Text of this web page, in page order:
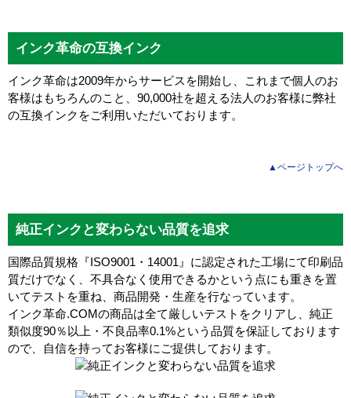
インク革命の互換インク
インク革命は2009年からサービスを開始し、これまで個人のお
客様はもちろんのこと、90,000社を超える法人のお客様に弊社
の互換インクをご利用いただいております。
▲ページトップへ
純正インクと変わらない品質を追求
国際品質規格『ISO9001・14001』に認定された工場にて印刷品
質だけでなく、不具合なく使用できるかという点にも重きを置
いてテストを重ね、商品開発・生産を行なっています。
インク革命.COMの商品は全て厳しいテストをクリアし、 純正
類似度90％以上・不良品率0.1%という品質を保証しております
ので、自信を持ってお客様にご提供しております。